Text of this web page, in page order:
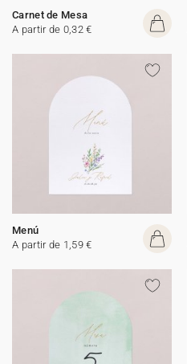
Carnet de Mesa
A partir de 0,32 €
Menú
A partir de 1,59 €